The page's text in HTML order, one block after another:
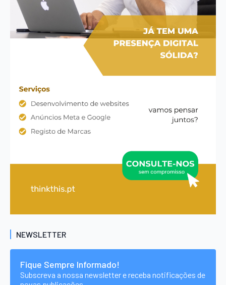
NEWSLETTER
Fique Sempre Informado!
Subscreva a nossa newsletter e receba notificações de